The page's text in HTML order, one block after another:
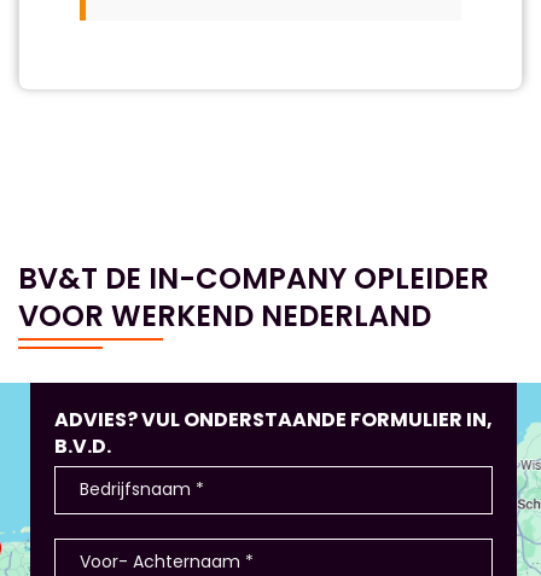
BV&T DE IN-COMPANY OPLEIDER
VOOR WERKEND NEDERLAND
ADVIES? VUL ONDERSTAANDE FORMULIER IN,
B.V.D.